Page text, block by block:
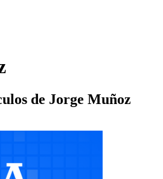
de Jorge Muñoz